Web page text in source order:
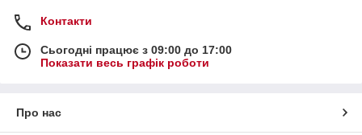
Контакти
Сьогодні працює з 09:00 до 17:00
Показати весь графік роботи
Про нас